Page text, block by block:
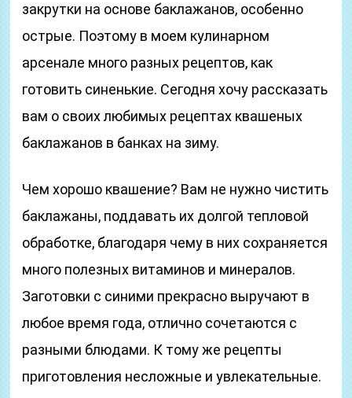
закрутки на основе баклажанов, особенно
острые. Поэтому в моем кулинарном
арсенале много разных рецептов, как
готовить синенькие. Сегодня хочу рассказать
вам о своих любимых рецептах квашеных
баклажанов в банках на зиму.
Чем хорошо квашение? Вам не нужно чистить
баклажаны, поддавать их долгой тепловой
обработке, благодаря чему в них сохраняется
много полезных витаминов и минералов.
Заготовки с синими прекрасно выручают в
любое время года, отлично сочетаются с
разными блюдами. К тому же рецепты
приготовления несложные и увлекательные.